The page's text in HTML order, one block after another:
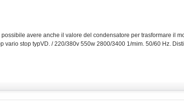
avere anche il valore del condensatore per trasformare il
vario stop typVD. / 220/380v 550w 2800/3400 1/mim. 50/60 Hz.